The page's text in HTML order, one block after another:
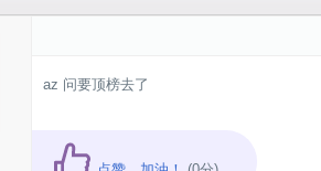
az 问要顶榜去了